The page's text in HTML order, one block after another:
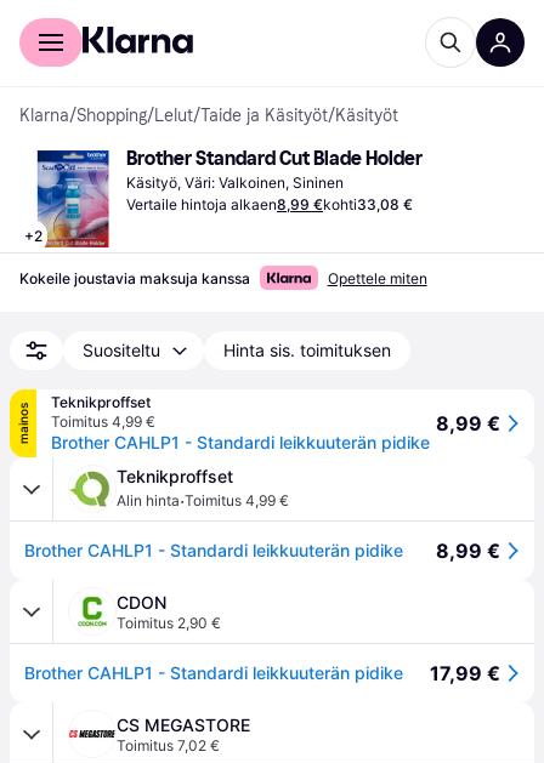
Kuluttajille
Klarna/Shopping/Lelut/Taide ja Käsityöt/Käsityöt
+2
Brother Standard Cut Blade Holder
Käsityö, Väri: Valkoinen, Sininen
Vertaile hintoja alkaen8,99 €kohti33,08 €
Kokeile joustavia maksuja kanssa Opettele miten
Suositeltu Hinta sis. toimituksen
mainos
Teknikproffset
Toimitus 4,99 €
Brother CAHLP1 - Standardi leikkuuterän pidike
8,99 €
Teknikproffset
Alin hinta·Toimitus 4,99 €
Brother CAHLP1 - Standardi leikkuuterän pidike 8,99 €
CDON
Toimitus 2,90 €
Brother CAHLP1 - Standardi leikkuuterän pidike 17,99 €
CS MEGASTORE
Toimitus 7,02 €